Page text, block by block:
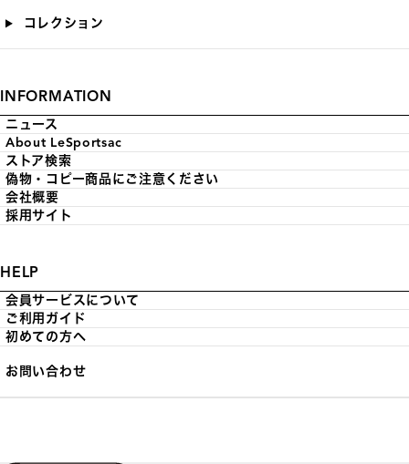
コレクション
INFORMATION
ニュース
About LeSportsac
ストア検索
偽物・コピー商品にご注意ください
会社概要
採用サイト
HELP
会員サービスについて
ご利用ガイド
初めての方へ
お問い合わせ